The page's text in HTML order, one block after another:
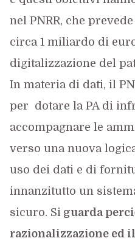
nel PNRR, che
circa 1 miliardo di
digitalizzazione del
In materia di dati, il
per dotare la PA di
accompagnare le
verso una nuova
uso dei dati e di
innanzitutto un
sicuro. Si guarda
razionalizzazione ed